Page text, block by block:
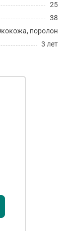
25
38
поролон
3 лет